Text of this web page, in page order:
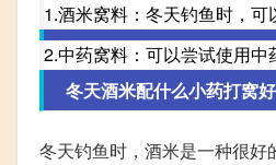
1.酒米窝料：冬天钓鱼时，
2.中药窝料：可以尝试使用
冬天酒米配什么小药打窝
冬天钓鱼时，酒米是一种很